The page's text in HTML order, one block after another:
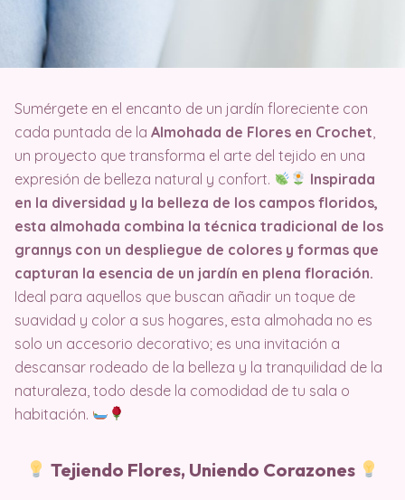
Sumérgete en el encanto de un jardín floreciente con
cada puntada de la Almohada de Flores en Crochet
un proyecto que transforma el arte del tejido en una
expresión de belleza natural y confort.
Inspirada
en la diversidad y la belleza de los campos floridos,
esta almohada combina la técnica tradicional de los
grannys con un despliegue de colores y formas que
capturan la esencia de un jardín en plena floración.
Ideal para aquellos que buscan añadir un toque de
suavidad y color a sus hogares, esta almohada no es
solo un accesorio decorativo; es una invitación a
descansar rodeado de la belleza y la tranquilidad de la
naturaleza, todo desde la comodidad de tu sala o
habitación.
Tejiendo Flores, Uniendo Corazones